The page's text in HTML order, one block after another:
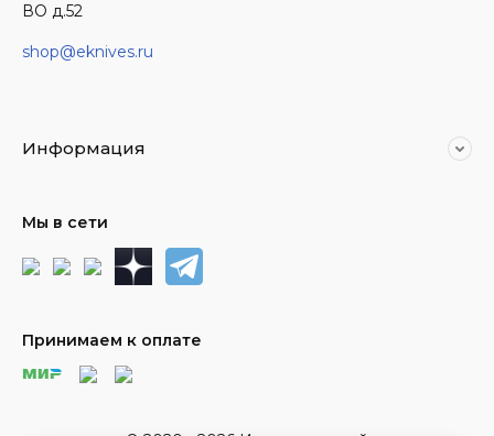
ВО д.52
shop@eknives.ru
Информация
Мы в сети
Принимаем к оплате